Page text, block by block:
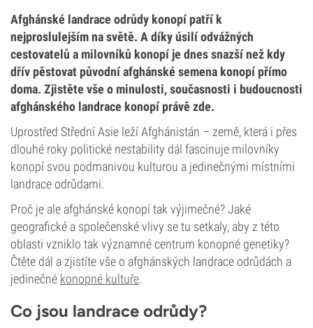
Afghánské landrace odrůdy konopí patří k
nejproslulejším na světě. A díky úsilí odvážných
cestovatelů a milovníků konopí je dnes snazší než kdy
dřív pěstovat původní afghánské semena konopí přímo
doma. Zjistěte vše o minulosti, současnosti i budoucnosti
afghánského landrace konopí právě zde.
Uprostřed Střední Asie leží Afghánistán – země, která i přes
dlouhé roky politické nestability dál fascinuje milovníky
konopí svou podmanivou kulturou a jedinečnými místními
landrace odrůdami.
Proč je ale afghánské konopí tak výjimečné? Jaké
geografické a společenské vlivy se tu setkaly, aby z této
oblasti vzniklo tak významné centrum konopné genetiky?
Čtěte dál a zjistíte vše o afghánských landrace odrůdách a
jedinečné konopné kultuře.
Co jsou landrace odrůdy?